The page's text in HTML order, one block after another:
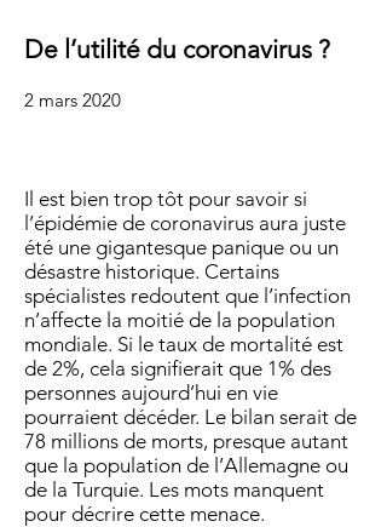
De l’utilité du coronavirus ?
2 mars 2020
Il est bien trop tôt pour savoir si
l’épidémie de coronavirus aura juste
été une gigantesque panique ou un
désastre historique. Certains
spécialistes redoutent que l’infection
n’affecte la moitié de la population
mondiale. Si le taux de mortalité est
de 2%, cela signifierait que 1% des
personnes aujourd’hui en vie
pourraient décéder. Le bilan serait de
78 millions de morts, presque autant
que la population de l’Allemagne ou
de la Turquie. Les mots manquent
pour décrire cette menace.